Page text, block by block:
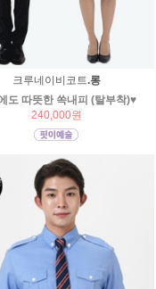
크루네이비코트.롱
도 따뜻한 쏙내피 (탈부착)♥
240,000원